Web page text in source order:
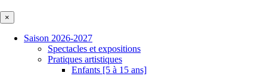
×
Saison 2026-2027
Spectacles et expositions
Pratiques artistiques
Enfants [5 à 15 ans]